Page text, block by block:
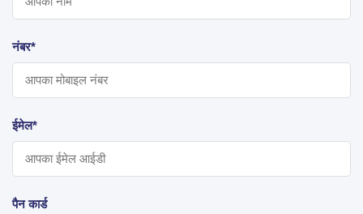
नंबर*
ईमेल*
पैन कार्ड